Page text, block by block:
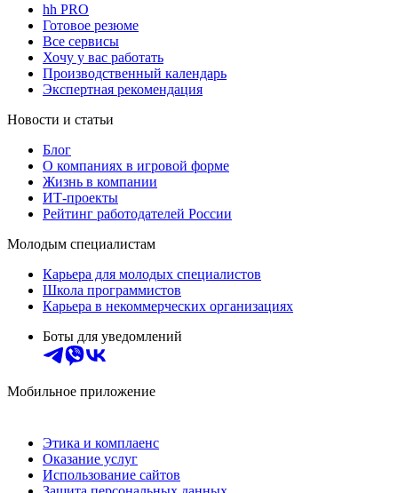
hh PRO
Готовое резюме
Все сервисы
Хочу у вас работать
Производственный календарь
Экспертная рекомендация
Новости и статьи
Блог
О компаниях в игровой форме
Жизнь в компании
ИТ-проекты
Рейтинг работодателей России
Молодым специалистам
Карьера для молодых специалистов
Школа программистов
Карьера в некоммерческих организациях
Боты для уведомлений
Мобильное приложение
Этика и комплаенс
Оказание услуг
Использование сайтов